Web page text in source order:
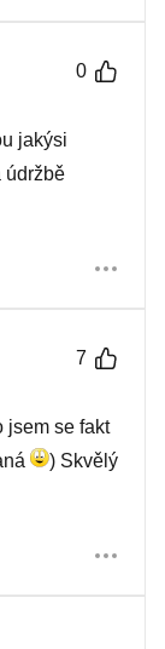
0
jakýsi
údržbě
7
jsem se fakt
) Skvělý